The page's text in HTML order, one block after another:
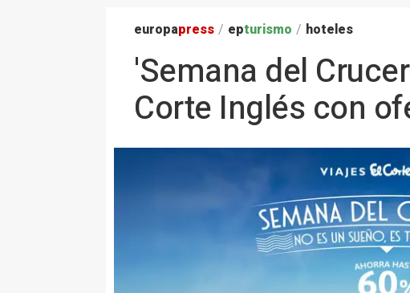
europapress / epturismo / hoteles
'Semana del
Corte Inglés con